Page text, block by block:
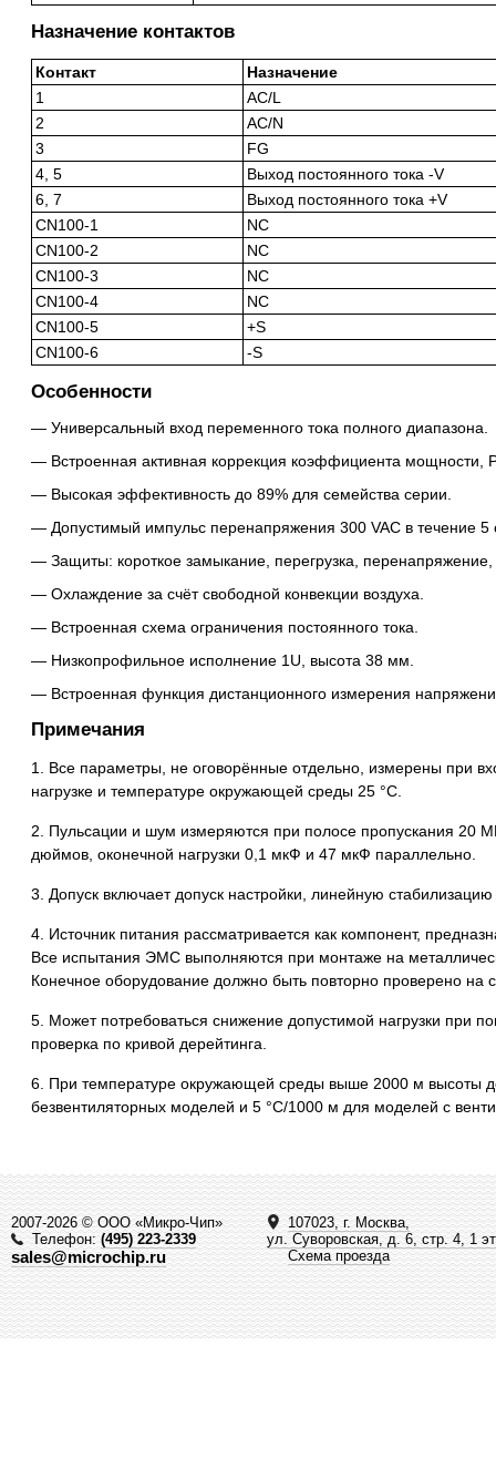
Назначение контактов
Контакт
Назначение
1
AC/L
2
AC/N
3
FG
4, 5
Выход постоянного тока -V
6, 7
Выход постоянного тока +V
CN100-1
NC
CN100-2
NC
CN100-3
NC
CN100-4
NC
CN100-5
+S
CN100-6
-S
Особенности
Универсальный вход переменного тока полного диапазона.
Встроенная активная коррекция коэффициента мощности,
Высокая эффективность до 89% для семейства серии.
Допустимый импульс перенапряжения 300 VAC в течение 5
Защиты: короткое замыкание, перегрузка, перенапряжение,
Охлаждение за счёт свободной конвекции воздуха.
Встроенная схема ограничения постоянного тока.
Низкопрофильное исполнение 1U, высота 38 мм.
Встроенная функция дистанционного измерения
Примечания
1. Все параметры, не оговорённые отдельно, измерены при
нагрузке и температуре окружающей среды 25 °C.
2. Пульсации и шум измеряются при полосе пропускания 20
дюймов, оконечной нагрузки 0,1 мкФ и 47 мкФ параллельно.
3. Допуск включает допуск настройки, линейную
4. Источник питания рассматривается как компонент,
Все испытания ЭМС выполняются при монтаже на
Конечное оборудование должно быть повторно проверено на
5. Может потребоваться снижение допустимой нагрузки при
проверка по кривой дерейтингa.
6. При температуре окружающей среды выше 2000 м высоты
безвентиляторных моделей и 5 °C/1000 м для моделей с
2007-2026 © ООО «Микро-Чип»
Телефон:(495) 223-2339
sales@microchip.ru
107023, г. Москва,
ул. Суворовская, д. 6, стр. 4, 1
Схема проезда